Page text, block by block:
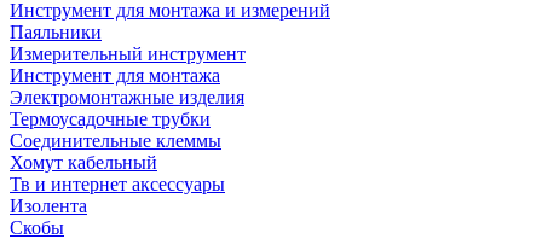
Инструмент для монтажа и измерений
Паяльники
Измерительный инструмент
Инструмент для монтажа
Электромонтажные изделия
Термоусадочные трубки
Соединительные клеммы
Хомут кабельный
Тв и интернет аксессуары
Изолента
Скобы